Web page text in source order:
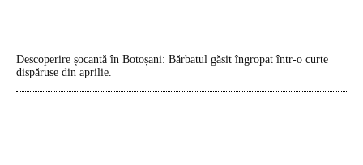
Descoperire șocantă în Botoșani: Bărbatul găsit îngropat într-o curte
dispăruse din aprilie.